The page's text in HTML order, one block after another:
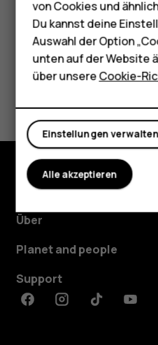
Für
Tablets
Shop
Mein Konto
Ja Nein
Shop
Über
Planet and people
Support
FacebookInstagramTiktok
von Cookies und
Du kannst deine
Auswahl der Option
unten auf der Website
über unsereCookie-
Einstellungen verwalten
Alle akzeptieren